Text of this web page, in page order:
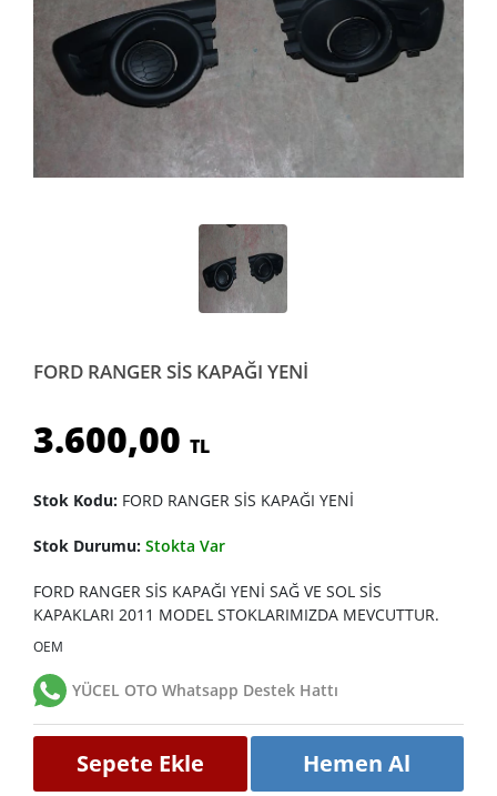
FORD RANGER SİS KAPAĞI YENİ
3.600,00 TL
Stok Kodu: FORD RANGER SİS KAPAĞI YENİ
Stok Durumu: Stokta Var
FORD RANGER SİS KAPAĞI YENİ SAĞ VE SOL SİS
KAPAKLARI 2011 MODEL STOKLARIMIZDA MEVCUTTUR.
OEM
YÜCEL OTO Whatsapp Destek Hattı
Sepete Ekle Hemen Al